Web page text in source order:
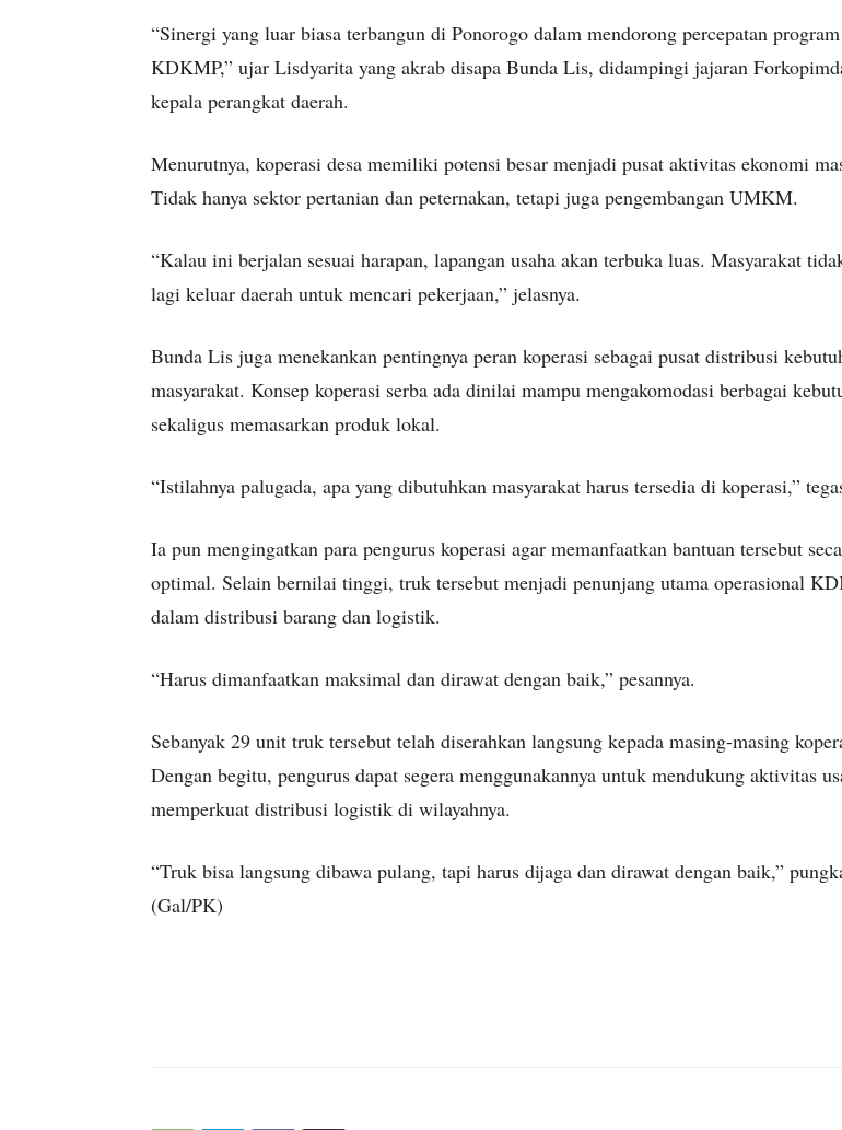
“Sinergi yang luar biasa terbangun di Ponorogo dalam mendorong percepatan program
KDKMP,” ujar Lisdyarita yang akrab disapa Bunda Lis, didampingi jajaran
kepala perangkat daerah.
Menurutnya, koperasi desa memiliki potensi besar menjadi pusat aktivitas ekonomi
Tidak hanya sektor pertanian dan peternakan, tetapi juga pengembangan UMKM.
“Kalau ini berjalan sesuai harapan, lapangan usaha akan terbuka luas. Masyarakat
lagi keluar daerah untuk mencari pekerjaan,” jelasnya.
Bunda Lis juga menekankan pentingnya peran koperasi sebagai pusat distribusi
masyarakat. Konsep koperasi serba ada dinilai mampu mengakomodasi berbagai
sekaligus memasarkan produk lokal.
“Istilahnya palugada, apa yang dibutuhkan masyarakat harus tersedia di koperasi,”
Ia pun mengingatkan para pengurus koperasi agar memanfaatkan bantuan tersebut
optimal. Selain bernilai tinggi, truk tersebut menjadi penunjang utama operasional
dalam distribusi barang dan logistik.
“Harus dimanfaatkan maksimal dan dirawat dengan baik,” pesannya.
Sebanyak 29 unit truk tersebut telah diserahkan langsung kepada masing-masing
Dengan begitu, pengurus dapat segera menggunakannya untuk mendukung aktivitas
memperkuat distribusi logistik di wilayahnya.
“Truk bisa langsung dibawa pulang, tapi harus dijaga dan dirawat dengan baik,”
(Gal/PK)